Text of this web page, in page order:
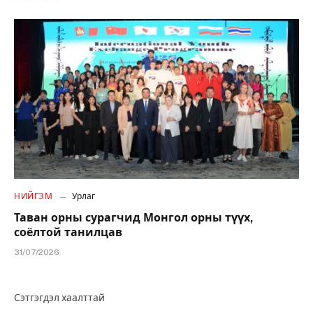
НИЙГЭМ Урлаг
Таван орны сурагчид Монгол орны түүх,
соёлтой танилцав
31/07/2026
Сэтгэгдэл хаалттай